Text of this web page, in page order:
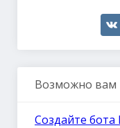
Возможно вам
Создайте